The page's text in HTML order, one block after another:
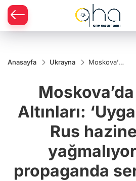
Anasayfa Ukrayna
Moskova’da
Avrupa Rus
yağmalıyor”
adlı
propaganda
sergisi
Moskova’da
Altınları:
Rus
propaganda